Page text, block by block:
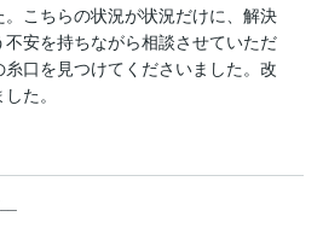
こちらの状況が状況だけに、解決
安を持ちながら相談させていただ
口を見つけてくださいました。改
た。